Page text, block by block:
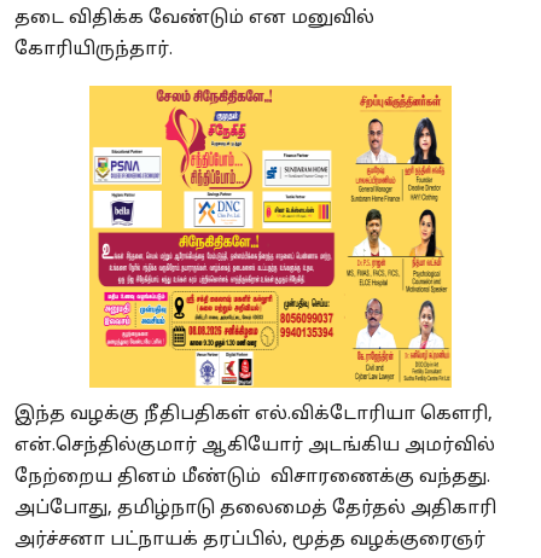
தடை விதிக்க வேண்டும் என மனுவில்
கோரியிருந்தார்.
இந்த வழக்கு நீதிபதிகள் எல்.விக்டோரியா கௌரி,
என்.செந்தில்குமார் ஆகியோர் அடங்கிய அமர்வில்
நேற்றைய தினம் மீண்டும் விசாரணைக்கு வந்தது.
அப்போது, தமிழ்நாடு தலைமைத் தேர்தல் அதிகாரி
அர்ச்சனா பட்நாயக் தரப்பில், மூத்த வழக்குரைஞர்